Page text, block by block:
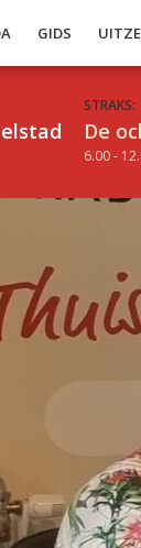
GIDS
STRAKS:
De
6.00 -